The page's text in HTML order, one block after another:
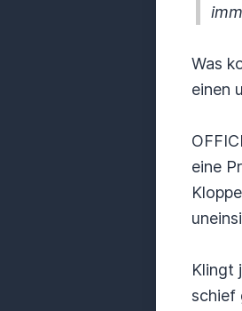
Was
einen
eine
Klingt
schief